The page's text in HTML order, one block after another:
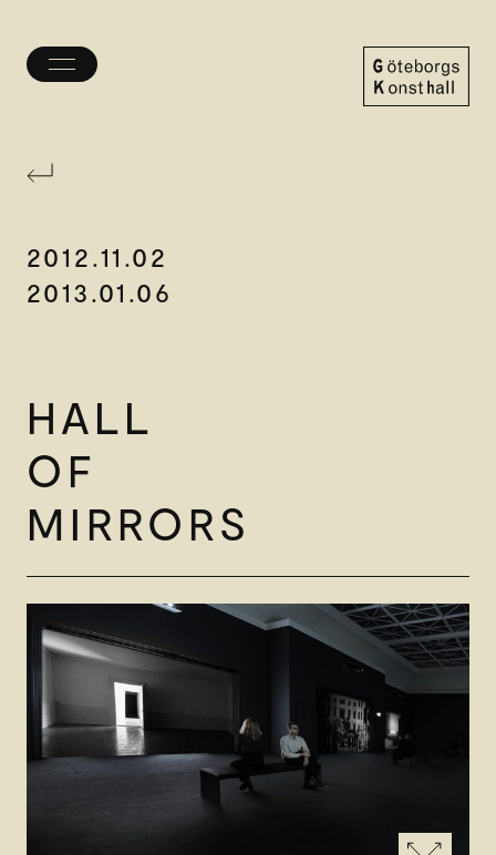
Öppna/stäng
2012.11.02
2013.01.06
HALL
OF
MIRRORS